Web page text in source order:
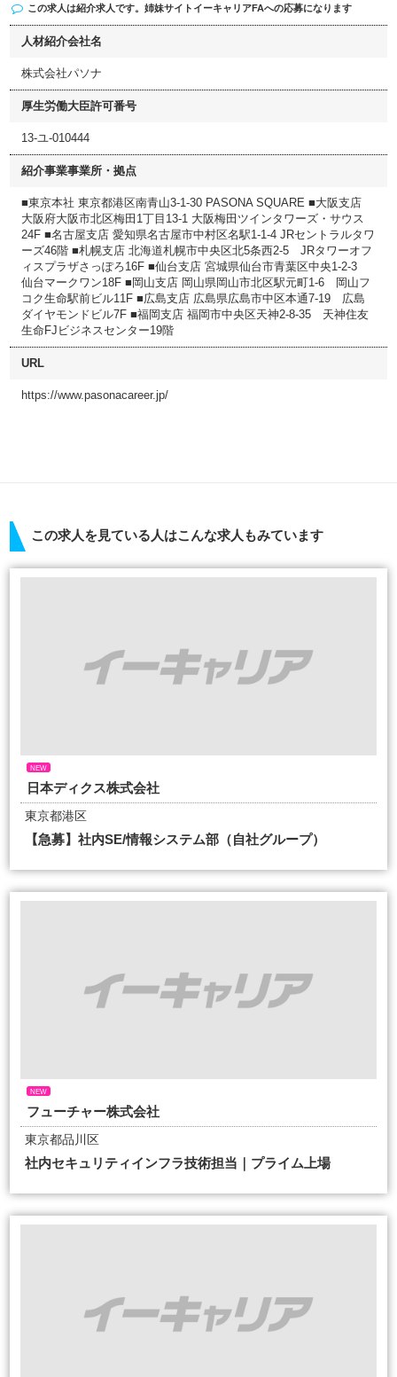
この求人は紹介求人です。姉妹サイト イーキャリアFAへの応募になります
人材紹介会社名
株式会社パソナ
厚生労働大臣許可番号
13-ユ-010444
紹介事業事業所・拠点
■東京本社 東京都港区南青山3-1-30 PASONA SQUARE ■大阪支店
大阪府大阪市北区梅田1丁目13-1 大阪梅田ツインタワーズ・サウス
24F ■名古屋支店 愛知県名古屋市中村区名駅1-1-4 JRセントラルタワ
ーズ46階 ■札幌支店 北海道札幌市中央区北5条西2-5 JRタワーオフ
ィスプラザさっぽろ16F ■仙台支店 宮城県仙台市青葉区中央1-2-3
仙台マークワン18F ■岡山支店 岡山県岡山市北区駅元町1-6 岡山フ
コク生命駅前ビル11F ■広島支店 広島県広島市中区本通7-19 広島
ダイヤモンドビル7F ■福岡支店 福岡市中央区天神2-8-35 天神住友
生命FJビジネスセンター19階
URL
https://www.pasonacareer.jp/
この求人を見ている人はこんな求人もみています
NEW
日本ディクス株式会社
東京都港区
【急募】社内SE/情報システム部（自社グループ）
NEW
フューチャー株式会社
東京都品川区
社内セキュリティインフラ技術担当｜プライム上場